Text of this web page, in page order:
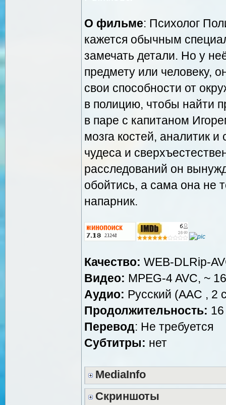
О фильме: Психолог
кажется обычным
замечать детали. Но у
предмету или человеку,
свои способности от
в полицию, чтобы найти
в паре с капитаном
мозга костей, аналитик и
чудеса и
расследований он
обойтись, а сама она не
напарник.
Качество: WEB-DLRip-
Видео: MPEG-4 AVC, ~
Аудио: Русский (AAC , 2
Продолжительность:
Перевод: Не требуется
Субтитры: нет
MediaInfo
Скриншоты